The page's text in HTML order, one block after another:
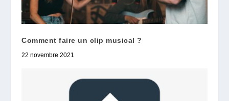
Comment faire un clip musical ?
22 novembre 2021